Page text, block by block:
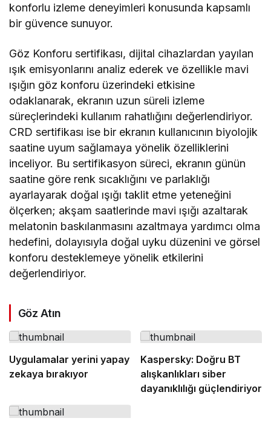
konforlu izleme deneyimleri konusunda kapsamlı
bir güvence sunuyor.
Göz Konforu sertifikası, dijital cihazlardan yayılan
ışık emisyonlarını analiz ederek ve özellikle mavi
ışığın göz konforu üzerindeki etkisine
odaklanarak, ekranın uzun süreli izleme
süreçlerindeki kullanım rahatlığını değerlendiriyor.
CRD sertifikası ise bir ekranın kullanıcının biyolojik
saatine uyum sağlamaya yönelik özelliklerini
inceliyor. Bu sertifikasyon süreci, ekranın günün
saatine göre renk sıcaklığını ve parlaklığı
ayarlayarak doğal ışığı taklit etme yeteneğini
ölçerken; akşam saatlerinde mavi ışığı azaltarak
melatonin baskılanmasını azaltmaya yardımcı olma
hedefini, dolayısıyla doğal uyku düzenini ve görsel
konforu desteklemeye yönelik etkilerini
değerlendiriyor.
Göz Atın
Uygulamalar yerini yapay
zekaya bırakıyor
Kaspersky: Doğru BT
alışkanlıkları siber
dayanıklılığı güçlendiriyor